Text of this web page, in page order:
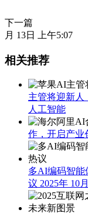
下一篇
月 13日 上午5:07
相关推荐
主管将迎新人
人工智能
作，开启产业
多AI编码智能
议 2025年 10